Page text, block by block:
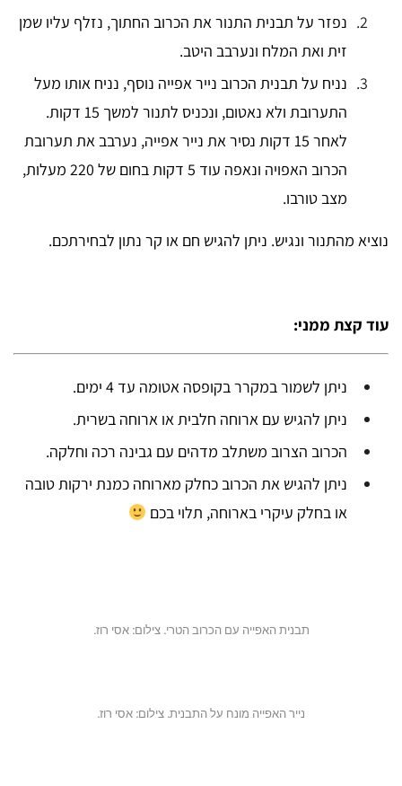
נפזר על תבנית התנור את הכרוב החתוך, נזלף עליו שמן
זית ואת המלח ונערבב היטב.
נניח על תבנית הכרוב נייר אפייה נוסף, נניח אותו מעל
התערובת ולא נאטום, ונכניס לתנור למשך 15 דקות.
לאחר 15 דקות נסיר את נייר אפייה, נערבב את תערובת
הכרוב האפויה ונאפה עוד 5 דקות בחום של 220 מעלות,
מצב טורבו.
נוציא מהתנור ונגיש. ניתן להגיש חם או קר נתון לבחירתכם.
עוד קצת ממני:
ניתן לשמור במקרר בקופסה אטומה עד 4 ימים.
ניתן להגיש עם ארוחה חלבית או ארוחה בשרית.
הכרוב הצרוב משתלב מדהים עם גבינה רכה וחלקה.
ניתן להגיש את הכרוב כחלק מארוחה כמנת ירקות טובה
או בחלק עיקרי בארוחה, תלוי בכם
תבנית האפייה עם הכרוב הטרי. צילום: אסי רוז.
נייר האפייה מונח על התבנית. צילום: אסי רוז.